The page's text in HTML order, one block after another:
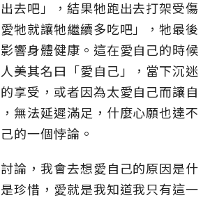
去吧」，結果牠跑出去打架受傷
牠就讓牠繼續多吃吧」，牠最後
響身體健康。這在愛自己的時候
美其名曰「愛自己」，當下沉迷
享受，或者因為太愛自己而讓自
無法延遲滿足，什麼心願也達不
的一個悖論。
論，我會去想愛自己的原因是什
珍惜，愛就是我知道我只有這一